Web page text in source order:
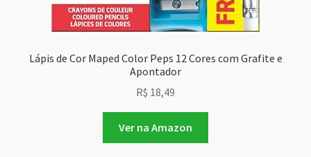
Lápis de Cor Maped Color Peps 12 Cores com Grafite e
Apontador
R$ 18,49
Ver na Amazon